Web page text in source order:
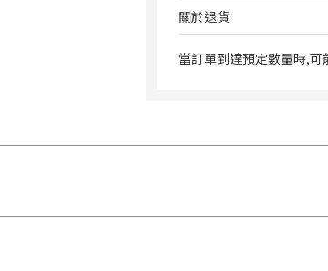
關於退貨
當訂單到達預定數量時,可